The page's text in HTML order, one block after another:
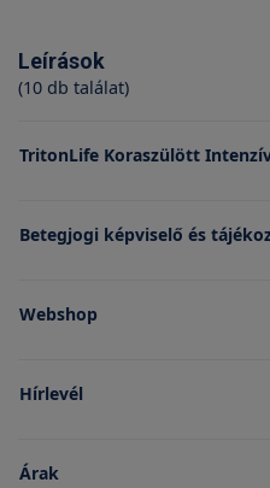
Leírások
(10 db találat)
TritonLife Koraszülött
Betegjogi képviselő és
Webshop
Hírlevél
Árak